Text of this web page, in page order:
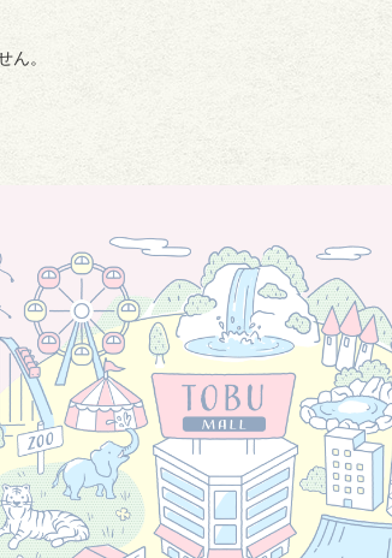
ん。